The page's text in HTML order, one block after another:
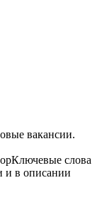
вакансии.
Ключевые слова
и в описании